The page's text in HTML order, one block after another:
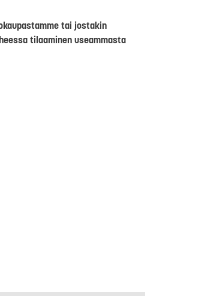
tai jostakin
tilaaminen useammasta